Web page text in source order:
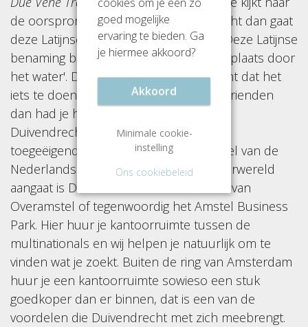
de oorsprong van de naam Duivendrecht dan gaat
deze Latijnse het verst terug in de tijd. Deze Latijnse
benaming betekend letterlijk 'oversteekplaats door
het water'. Dus als jij, net als velen, dacht dat het
iets te doen had met onze gevederde vrienden
dan had je het ook mis. Officieel werd
Duivendrecht in 1921 door Amsterdam
toegeëigend en werd het een onderdeel van de
Nederlandse hoofdstad. Wat de kantoorwereld
aangaat is Duivendrecht vooral bekend van
Overamstel of tegenwoordig het Amstel Business
Park. Hier huur je kantoorruimte tussen de
multinationals en wij helpen je natuurlijk om te
vinden wat je zoekt. Buiten de ring van Amsterdam
huur je een kantoorruimte sowieso een stuk
goedkoper dan er binnen, dat is een van de
voordelen die Duivendrecht met zich meebrengt.
goed mogelijke
ervaring te bieden. Ga
je hiermee akkoord?
Akkoord
Minimale cookie-
instelling
Ons cookiebeleid